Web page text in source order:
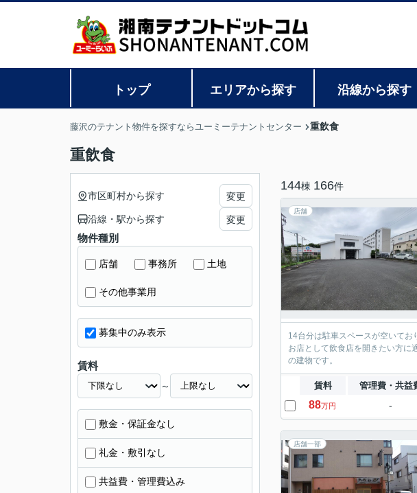
トップ エリアから探す 沿線から探す
藤沢のテナント物件を探すならユーミーテナントセンター 重飲食
重飲食
144棟 166件
店舗
14台分は駐車スペースが空いて
お店として飲食店を開きたい方に
の建物です。
賃料 管理費・共益
88万円 -
店舗一部
市区町村から探す 変更
沿線・駅から探す 変更
物件種別
店舗 事務所 土地
その他事業用
募集中のみ表示
賃料
～
敷金・保証金なし
礼金・敷引なし
共益費・管理費込み